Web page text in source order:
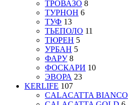
ТРОВАЗО 8
ТУРНОН 6
ТУФ 13
ТЬЕПОЛО 11
ТЮРЕН 5
УРБАН 5
ФАРУ 8
ФОСКАРИ 10
ЭВОРА 23
KERLIFE 107
CALACATTA BIANCO